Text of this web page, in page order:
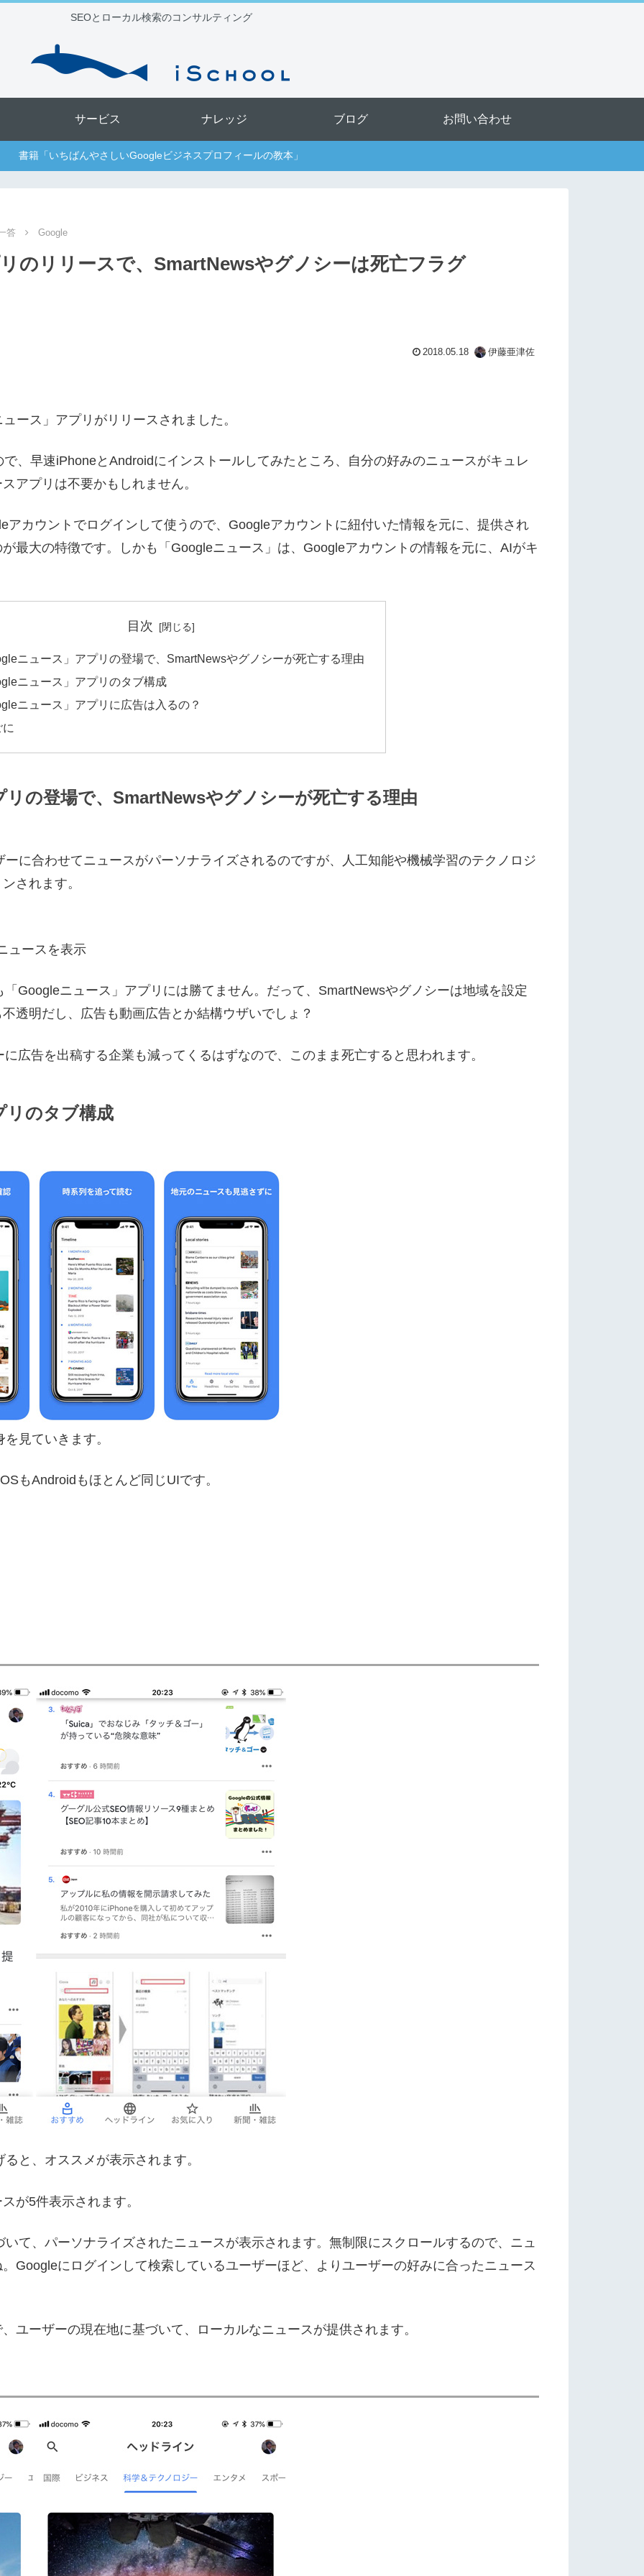
SEOとローカル検索のコンサルティング
サービス ナレッジ ブログ お問い合わせ
書籍「いちばんやさしいGoogleビジネスプロフィールの教本」
答 Google
のリリースで、SmartNewsやグノシーは死亡フラグ
2018.05.18 伊藤亜津佐
ース」アプリがリリースされました。
、早速iPhoneとAndroidにインストールしてみたところ、自分の好みのニュースがキュレ
アプリは不要かもしれません。
アカウントでログインして使うので、Googleアカウントに紐付いた情報を元に、提供され
最大の特徴です。しかも「Googleニュース」は、Googleアカウントの情報を元に、AIがキ
目次
ニュース」アプリの登場で、SmartNewsやグノシーが死亡する理由
ニュース」アプリのタブ構成
ニュース」アプリに広告は入るの？
の登場で、SmartNewsやグノシーが死亡する理由
に合わせてニュースがパーソナライズされるのですが、人工知能や機械学習のテクノロジ
されます。
ュースを表示
Googleニュース」アプリには勝てません。だって、SmartNewsやグノシーは地域を設定
透明だし、広告も動画広告とか結構ウザいでしょ？
広告を出稿する企業も減ってくるはずなので、このまま死亡すると思われます。
リのタブ構成
見ていきます。
もAndroidもほとんど同じUIです。
と、オススメが表示されます。
が5件表示されます。
て、パーソナライズされたニュースが表示されます。無制限にスクロールするので、ニュ
Googleにログインして検索しているユーザーほど、よりユーザーの好みに合ったニュース
ユーザーの現在地に基づいて、ローカルなニュースが提供されます。